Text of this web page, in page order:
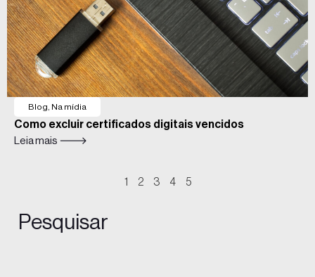
Blog Na mídia
Como excluir certificados digitais vencidos
Leia mais 🡒
1 2 3 4 5
Pesquisar